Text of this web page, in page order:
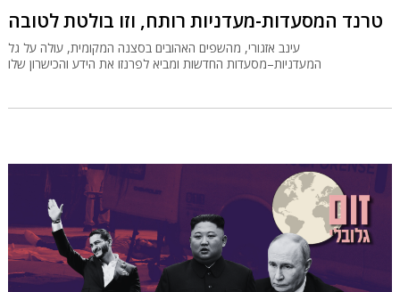
טרנד המסעדות-מעדניות רותח, וזו בולטת לטובה
עינב אזגורי, מהשפים האהובים בסצנה המקומית, עולה על גל
המעדניות–מסעדות החדשות ומביא לפרנזו את הידע והכישרון שלו